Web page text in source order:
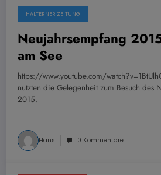
12. Januar 2014
HALTERNER ZEITUNG
Neujahrsempfang
am See
https://www.youtube.com/
nutzten die Gelegenheit zum Besuch des
2015.
Hans 0 Kommentare